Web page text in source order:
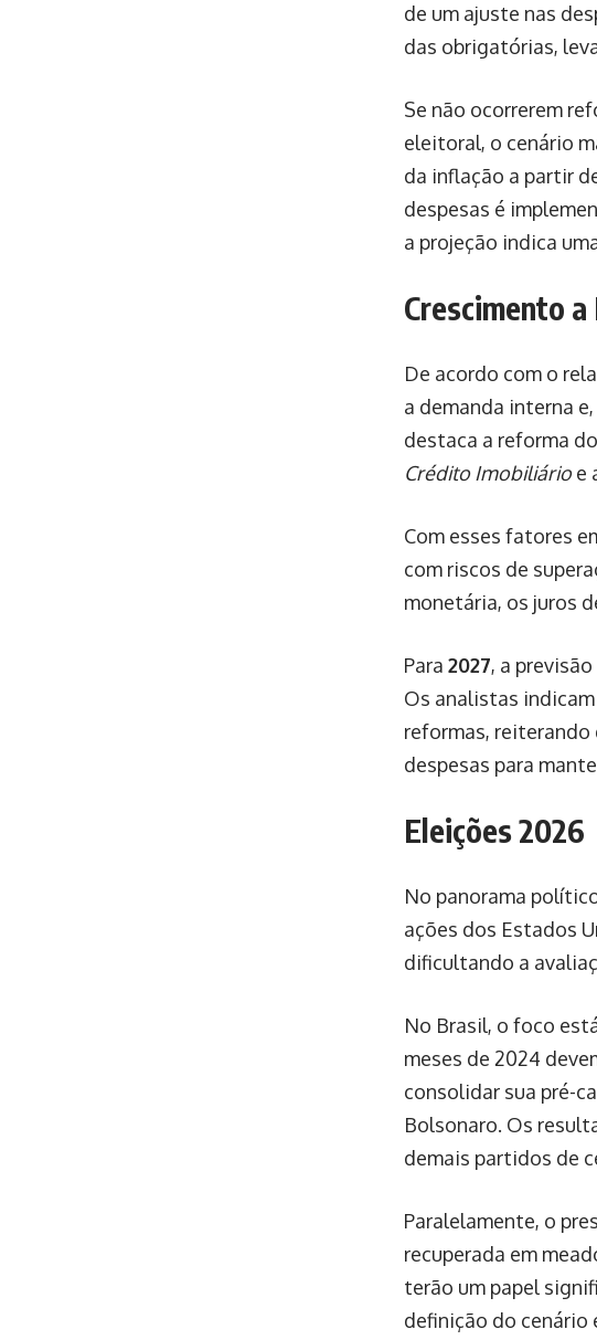
de um ajuste nas
das obrigatórias,
Se não ocorrerem
eleitoral, o cenário
da inflação a partir
despesas é
a projeção indica
Crescimento
De acordo com o
a demanda interna
destaca a reforma
Crédito Imobiliárioe
Com esses fatores
com riscos de
monetária, os juros
Para 2027, a
Os analistas
reformas, reiterando
despesas para
Eleições 2026
No panorama
ações dos Estados
dificultando a
No Brasil, o foco
meses de 2024
consolidar sua pré-
Bolsonaro. Os
demais partidos de
Paralelamente, o
recuperada em
terão um papel
definição do cenário